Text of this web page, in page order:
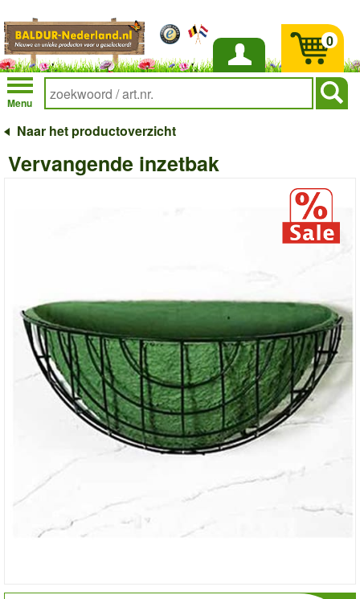
Inloggen
Menu
0
Naar het productoverzicht
Vervangende inzetbak